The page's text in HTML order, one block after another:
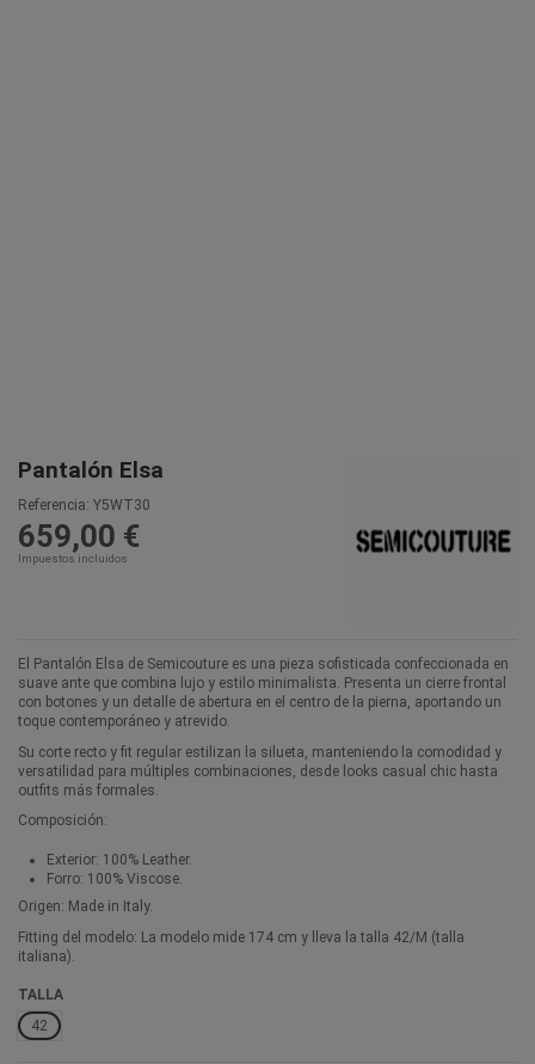
Pantalón Elsa
Referencia: Y5WT30
659,00 €
Impuestos incluidos
El Pantalón Elsa de Semicouture es una pieza sofisticada confeccionada en
suave ante que combina lujo y estilo minimalista. Presenta un cierre frontal
con botones y un detalle de abertura en el centro de la pierna, aportando un
toque contemporáneo y atrevido.
Su corte recto y fit regular estilizan la silueta, manteniendo la comodidad y
versatilidad para múltiples combinaciones, desde looks casual chic hasta
outfits más formales.
Composición:
Exterior: 100% Leather.
Forro: 100% Viscose.
Origen: Made in Italy.
Fitting del modelo: La modelo mide 174 cm y lleva la talla 42/M (talla
italiana).
TALLA
42